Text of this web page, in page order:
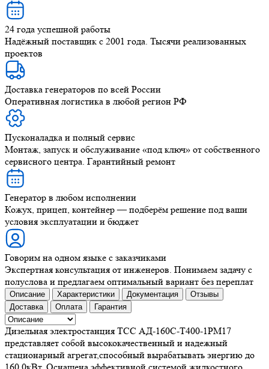
24 года успешной работы
Надёжный поставщик с 2001 года. Тысячи реализованных
проектов
Доставка генераторов по всей России
Оперативная логистика в любой регион РФ
Пусконаладка и полный сервис
Монтаж, запуск и обслуживание «под ключ» от собственного
сервисного центра. Гарантийный ремонт
Генератор в любом исполнении
Кожух, прицеп, контейнер — подберём решение под ваши
условия эксплуатации и бюджет
Говорим на одном языке с заказчиками
Экспертная консультация от инженеров. Понимаем задачу с
полуслова и предлагаем оптимальный вариант без переплат
Описание Характеристики Документация
Отзывы
Доставка
Оплата Гарантия
Дизельная электростанция ТСС АД-160С-Т400-1РМ17
представляет собой высококачественный и надежный
стационарный агрегат,способный вырабатывать энергию до